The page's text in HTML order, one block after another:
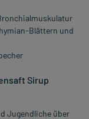
Blättern und
Sirup
Jugendliche über